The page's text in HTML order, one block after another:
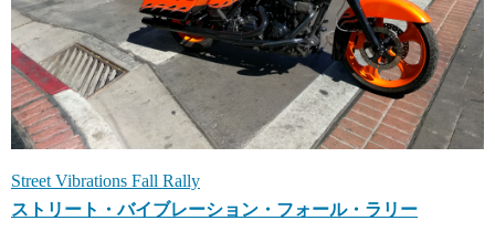
Street Vibrations Fall Rally
ストリート・バイブレーション・フォール・ラリー